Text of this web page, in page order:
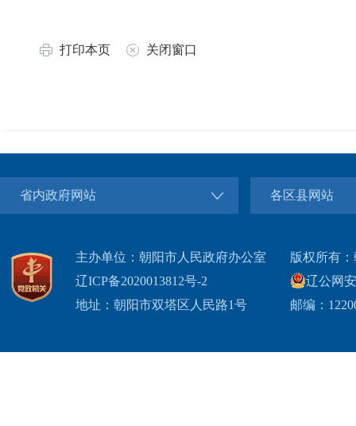
打印本页 关闭窗口
省内政府网站 各区县网站
主办单位：朝阳市人民政府办公室
辽ICP备2020013812号-2
地址：朝阳市双塔区人民路1号
版权所有
辽公网
邮编：